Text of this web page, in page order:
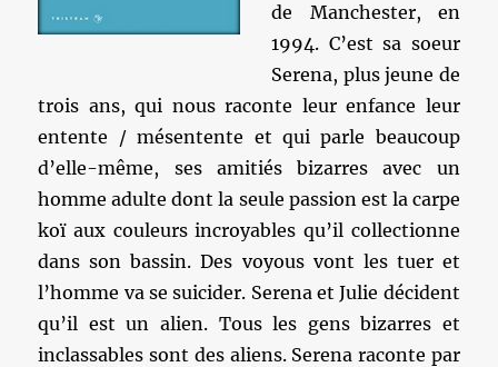
de Manchester, en
1994. C’est sa soeur
Serena, plus jeune de
trois ans, qui nous raconte leur enfance leur
entente / mésentente et qui parle beaucoup
d’elle-même, ses amitiés bizarres avec un
homme adulte dont la seule passion est la carpe
koï aux couleurs incroyables qu’il collectionne
dans son bassin. Des voyous vont les tuer et
l’homme va se suicider. Serena et Julie décident
qu’il est un alien. Tous les gens bizarres et
inclassables sont des aliens. Serena raconte par